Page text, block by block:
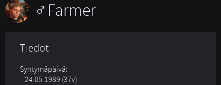
Farmer
Tiedot
Syntymäpäivä:
24.05.1989 (37v)